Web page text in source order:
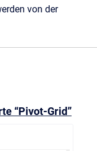
von der
“Pivot-Grid”